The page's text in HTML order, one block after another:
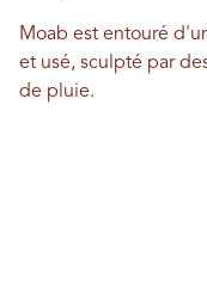
Moab est entouré
et usé, sculpté par
de pluie.